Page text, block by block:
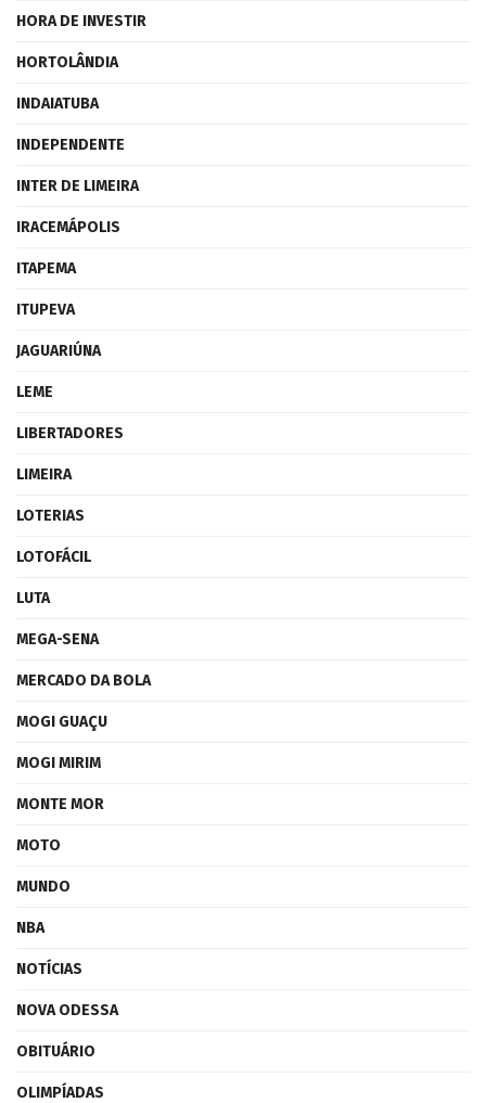
HORA DE INVESTIR
HORTOLÂNDIA
INDAIATUBA
INDEPENDENTE
INTER DE LIMEIRA
IRACEMÁPOLIS
ITAPEMA
ITUPEVA
JAGUARIÚNA
LEME
LIBERTADORES
LIMEIRA
LOTERIAS
LOTOFÁCIL
LUTA
MEGA-SENA
MERCADO DA BOLA
MOGI GUAÇU
MOGI MIRIM
MONTE MOR
MOTO
MUNDO
NBA
NOTÍCIAS
NOVA ODESSA
OBITUÁRIO
OLIMPÍADAS